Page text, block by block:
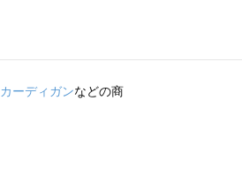
カーディガンなどの商